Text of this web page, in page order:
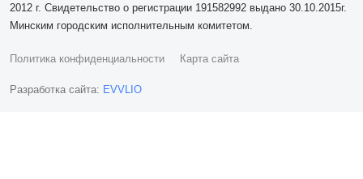
2012 г. Свидетельство о регистрации 191582992 выдано 30.10.2015г.
Минским городским исполнительным комитетом.
Политика конфиденциальности Карта сайта
Разработка сайта: EVVLIO